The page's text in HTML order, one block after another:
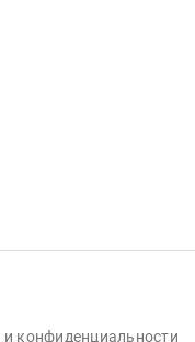
и конфиденциальности